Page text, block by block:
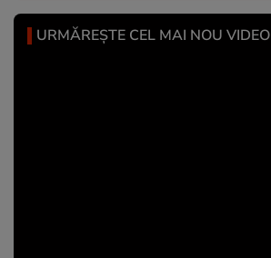
URMĂREȘTE CEL MAI NOU VIDEO